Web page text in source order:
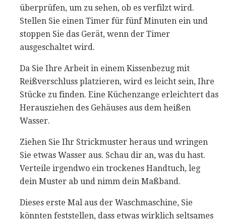
überprüfen, um zu sehen, ob es verfilzt wird.
Stellen Sie einen Timer für fünf Minuten ein und
stoppen Sie das Gerät, wenn der Timer
ausgeschaltet wird.
Da Sie Ihre Arbeit in einem Kissenbezug mit
Reißverschluss platzieren, wird es leicht sein, Ihre
Stücke zu finden. Eine Küchenzange erleichtert das
Herausziehen des Gehäuses aus dem heißen
Wasser.
Ziehen Sie Ihr Strickmuster heraus und wringen
Sie etwas Wasser aus. Schau dir an, was du hast.
Verteile irgendwo ein trockenes Handtuch, leg
dein Muster ab und nimm dein Maßband.
Dieses erste Mal aus der Waschmaschine, Sie
könnten feststellen, dass etwas wirklich seltsames